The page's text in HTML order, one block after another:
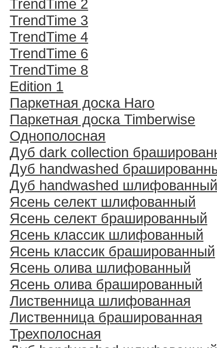
TrendTime 2
TrendTime 3
TrendTime 4
TrendTime 6
TrendTime 8
Edition 1
Паркетная доска Haro
Паркетная доска Timberwise
Однополосная
Дуб dark collection
Дуб handwashed
Дуб handwashed шлифованный
Ясень селект шлифованный
Ясень селект брашированный
Ясень классик шлифованный
Ясень классик брашированный
Ясень олива шлифованный
Ясень олива брашированный
Лиственница шлифованная
Лиственница брашированная
Трехполосная